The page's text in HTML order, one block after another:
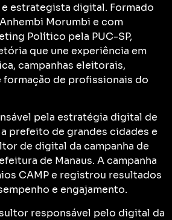
estrategista digital. Formado
Morumbi e com
Político pela PUC-SP,
que une experiência em
campanhas eleitorais,
de profissionais do
pela estratégia digital de
prefeito de grandes cidades e
de digital da campanha de
de Manaus. A campanha
CAMP e registrou resultados
e engajamento.
responsável pelo digital da